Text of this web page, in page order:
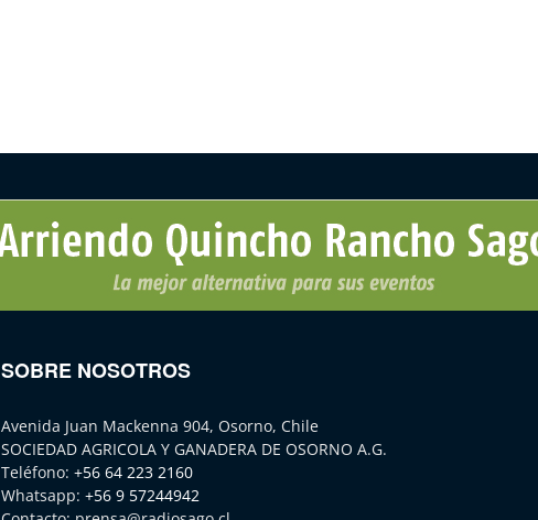
SOBRE NOSOTROS
Avenida Juan Mackenna 904, Osorno, Chile
SOCIEDAD AGRICOLA Y GANADERA DE OSORNO A.G.
Teléfono: +56 64 223 2160
Whatsapp: +56 9 57244942